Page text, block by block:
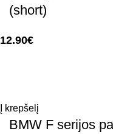
(short)
12.90€
Į krepšelį
BMW F serijos